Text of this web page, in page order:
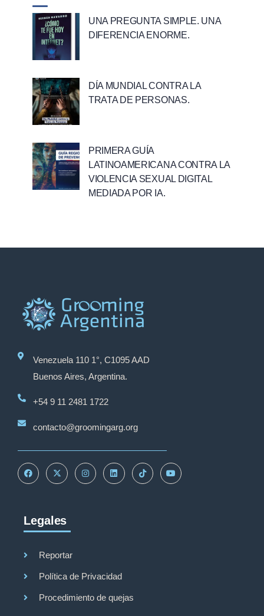
UNA PREGUNTA SIMPLE. UNA
DIFERENCIA ENORME.
DÍA MUNDIAL CONTRA LA
TRATA DE PERSONAS.
PRIMERA GUÍA
LATINOAMERICANA CONTRA LA
VIOLENCIA SEXUAL DIGITAL
MEDIADA POR IA.
Venezuela 110 1°, C1095 AAD
Buenos Aires, Argentina.
+54 9 11 2481 1722
contacto@groomingarg.org
Legales
Reportar
Política de Privacidad
Procedimiento de quejas